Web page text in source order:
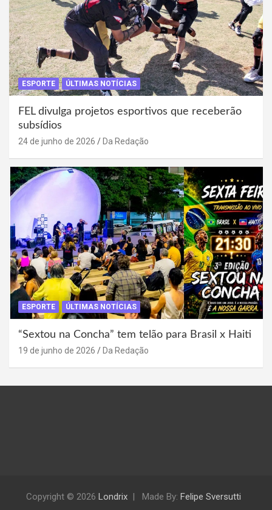
ESPORTE ÚLTIMAS NOTÍCIAS
FEL divulga projetos esportivos que receberão
subsídios
24 de junho de 2026 Da Redação
ESPORTE ÚLTIMAS NOTÍCIAS
“Sextou na Concha” tem telão para Brasil x Haiti
19 de junho de 2026 Da Redação
Copyright © 2026 Londrix Made By: Felipe Sversutti